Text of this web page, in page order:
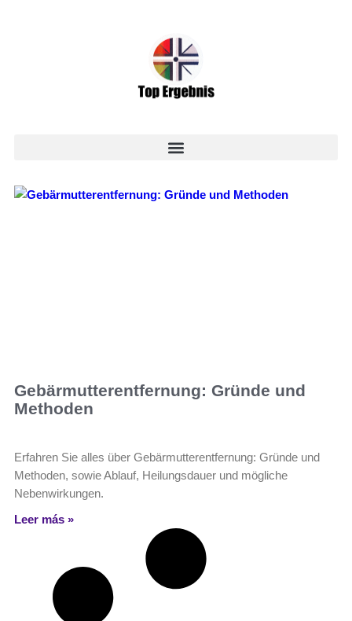
Gebärmutterentfernung: Gründe und
Methoden
Erfahren Sie alles über Gebärmutterentfernung: Gründe und
Methoden, sowie Ablauf, Heilungsdauer und mögliche
Nebenwirkungen.
Leer más »